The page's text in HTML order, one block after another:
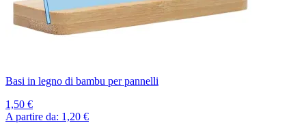
Basi in legno di bambu per pannelli
1,50 €
A partire da: 1,20 €